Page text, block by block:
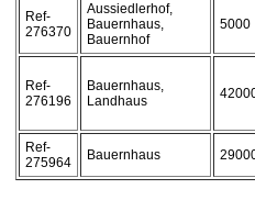
Ref-
276370
Aussiedlerhof,
Bauernhaus,
Bauernhof
5000
Ref-
276196
Bauernhaus,
Landhaus
Ref-
275964
Bauernhaus